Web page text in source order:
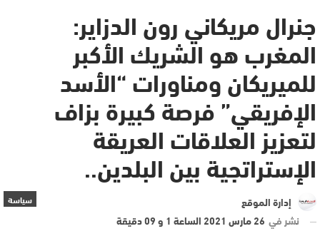
جنرال مريكاني رون الدزاير:
المغرب هو الشريك الأكبر
للميريكان ومناورات “الأسد
الإفريقي” فرصة كبيرة بزاف
لتعزيز العلاقات العريقة
الإستراتجية بين البلدين..
سياسة
إدارة الموقع
نشر في 26 مارس 2021 الساعة 1 و 09 دقيقة